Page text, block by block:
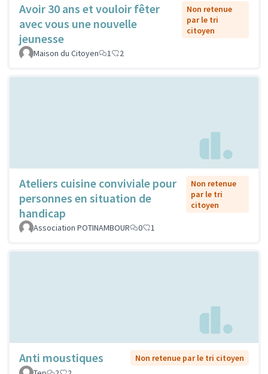
Avoir 30 ans et vouloir fêter
avec vous une nouvelle
jeunesse
Non retenue
par le tri
citoyen
Maison du Citoyen 1 2
Ateliers cuisine conviviale pour
personnes en situation de
handicap
Non retenue
par le tri
citoyen
Association POTINAMBOUR 0 1
Anti moustiques
Non retenue par le tri citoyen